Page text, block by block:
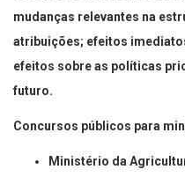
mudanças relevantes na
atribuições; efeitos
efeitos sobre as políticas
futuro.
Concursos públicos para
Ministério da